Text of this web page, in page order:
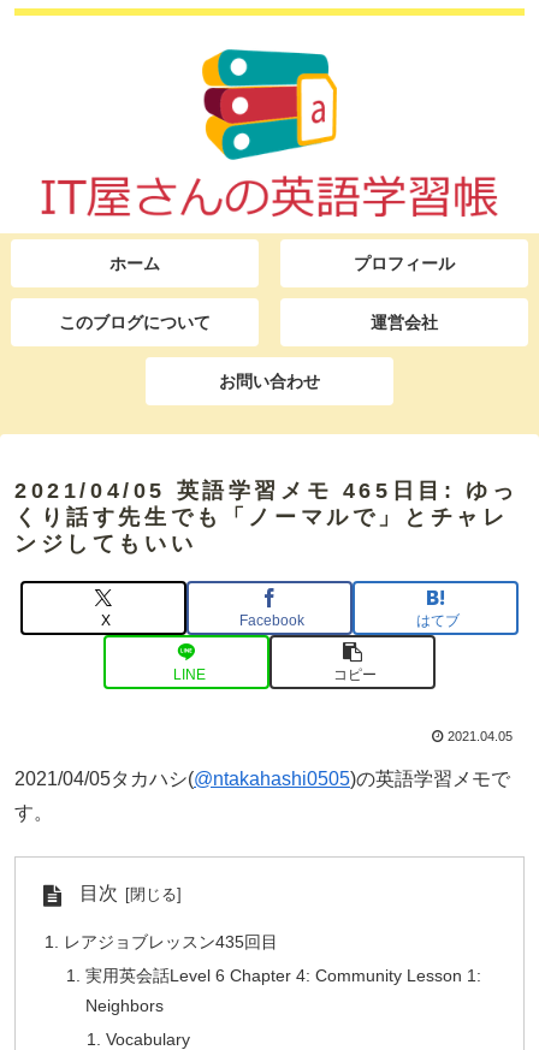
ホーム プロフィール
このブログについて 運営会社
お問い合わせ
2021/04/05 英語学習メモ 465日目: ゆっ
くり話す先生でも「ノーマルで」とチャレ
ンジしてもいい
X Facebook はてブ
LINE コピー
2021.04.05
2021/04/05タカハシ(@ntakahashi0505)の英語学習メモで
す。
目次
レアジョブレッスン435回目
実用英会話Level 6 Chapter 4: Community Lesson 1:
Neighbors
Vocabulary